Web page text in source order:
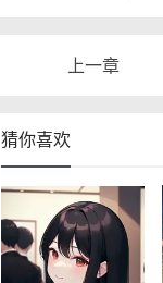
上一章
猜你喜欢